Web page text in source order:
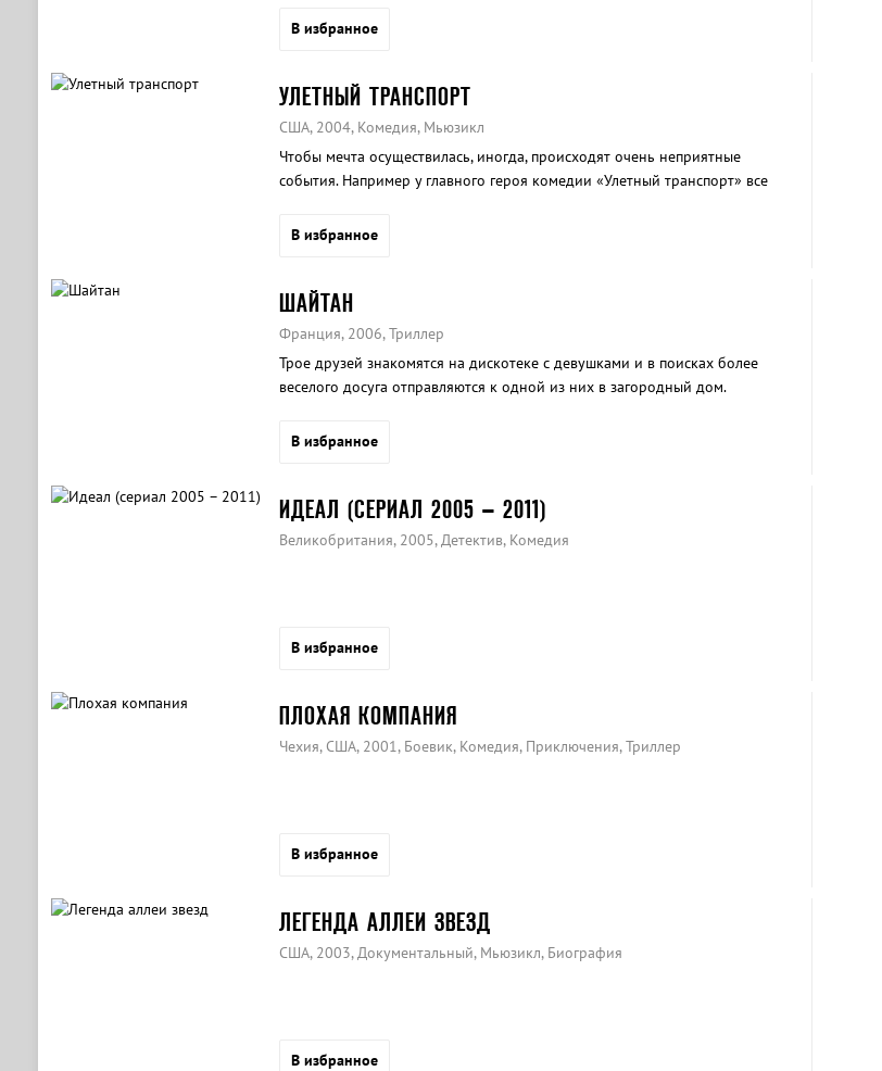
В избранное
УЛЕТНЫЙ ТРАНСПОРТ
США, 2004, Комедия, Мьюзикл
Чтобы мечта осуществилась, иногда, происходят очень неприятные
события. Например у главного героя комедии «Улетный транспорт» все
В избранное
ШАЙТАН
Франция, 2006, Триллер
Трое друзей знакомятся на дискотеке с девушками и в поисках более
веселого досуга отправляются к одной из них в загородный дом.
сумасшедший садовник.
В избранное
ИДЕАЛ (СЕРИАЛ 2005 – 2011)
Великобритания, 2005, Детектив, Комедия
В избранное
ПЛОХАЯ КОМПАНИЯ
Чехия, США, 2001, Боевик, Комедия, Приключения, Триллер
В избранное
ЛЕГЕНДА АЛЛЕИ ЗВЕЗД
США, 2003, Документальный, Мьюзикл, Биография
В избранное